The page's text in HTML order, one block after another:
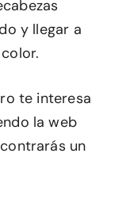
y llegar a
te interesa
la web
un